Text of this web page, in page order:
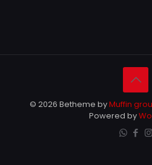
© 2026 Betheme byMuffin
Powered by